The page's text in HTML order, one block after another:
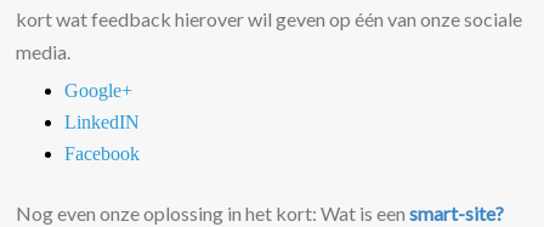
kort wat feedback hierover wil geven op één van onze sociale
media.
Google+
LinkedIN
Facebook
Nog even onze oplossing in het kort: Wat is eensmart-site?